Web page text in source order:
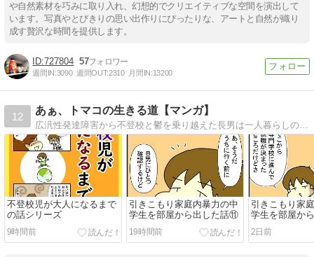
や自然素材を巧みに取り入れ、幻想的でクリエイティブな空間を演出して
います。写真やとびきりの思い出作りにぴったりな、アートと自然が織り
成す贅沢な時間を提供します。
727804 57
週間IN:3090 週間OUT:2310 月間IN:13200
12
あぁ、トマコの生きる道【マンガ】
広汎性発達障害から不登校と鬱を乗り越えた長男は一人暮らしの社会人二年生。ADHDを抱えた次男は社会人一年生。発達障害３兄弟を育てる母トマコの４〜１６コママンガ。
不登校児が大人になるまで
の話シリーズ
9時間前
引きこもり家庭内暴力の中
学生を部屋から出した話⑪
19時間前
引きこもり家
学生を部屋か
2日前